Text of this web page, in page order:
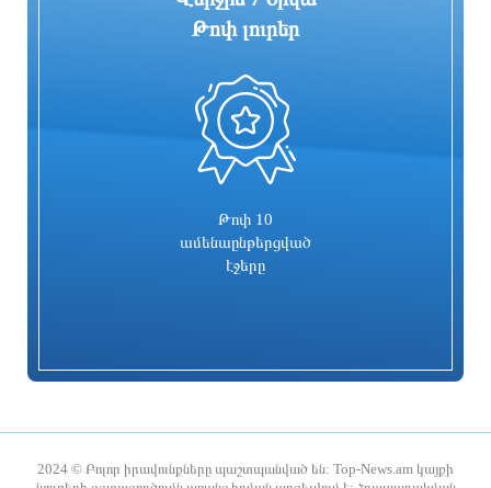
«ՑԱՅԳ» հեռուստաընկերությունն
իրականացնում է «Շիրակցու խոսք»
Հիմնանորոգվում է Սևան-Մարտունի-
ավտոճանապարհի մի հատվածը
ամիսը
գործընթացի մեջ է»
Թոփ լուրեր
Թոփ 10
ամենաընթերցված
էջերը
2024 © Բոլոր իրավունքները պաշտպանված են: Top-News.am կայքի